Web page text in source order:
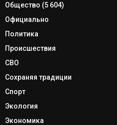
Общество (5 604)
Официально
Политика
Происшествия
СВО
Сохраняя традиции
Спорт
Экология
Экономика